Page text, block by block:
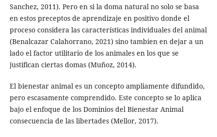
Sanchez, 2011). Pero en si la doma natural no solo se basa
en estos preceptos de aprendizaje en positivo donde el
proceso considera las características individuales del animal
(Benalcazar Calahorrano, 2021) sino tambien en dejar a un
lado el factor utilitario de los animales en los que se
justifican ciertas domas (Muñoz, 2014).
El bienestar animal es un concepto ampliamente difundido,
pero escasamente comprendido. Este concepto se lo aplica
bajo el enfoque de los Dominios del Bienestar Animal
consecuencia de las libertades (Mellor, 2017).